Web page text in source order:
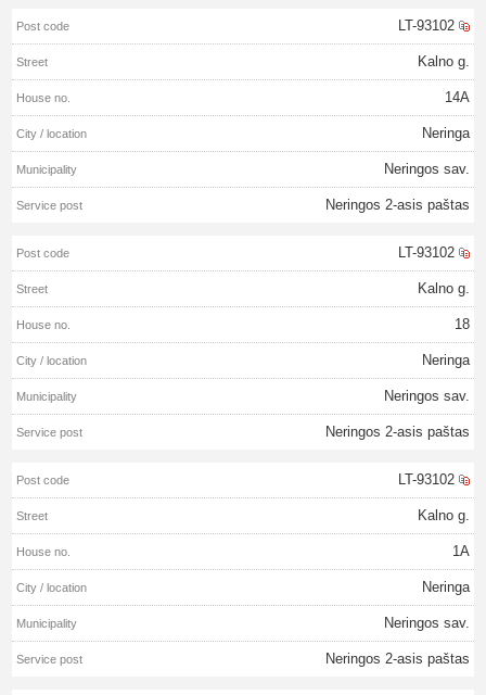
LT-93102
Kalno g.
14A
Neringa
Neringos sav.
Neringos 2-asis paštas
LT-93102
Kalno g.
18
Neringa
Neringos sav.
Neringos 2-asis paštas
LT-93102
Kalno g.
1A
Neringa
Neringos sav.
Neringos 2-asis paštas